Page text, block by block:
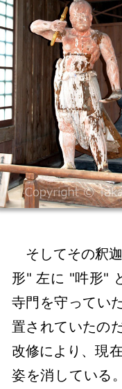
そしてその釈
形" 左に "吽形"
寺門を守ってい
置されていたの
改修により、現
姿を消している